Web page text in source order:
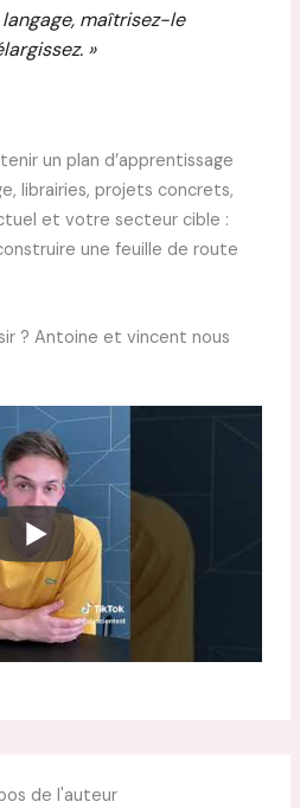
langage, maîtrisez-le
»
un plan d’apprentissage
librairies, projets concrets,
et votre secteur cible :
une feuille de route
? Antoine et vincent nous
de l'auteur